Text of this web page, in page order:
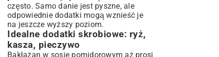
często. Samo danie jest pyszne, ale
odpowiednie dodatki mogą wznieść je
na jeszcze wyższy poziom.
Idealne dodatki skrobiowe: ryż,
kasza, pieczywo
Bakłażan w sosie pomidorowym aż prosi